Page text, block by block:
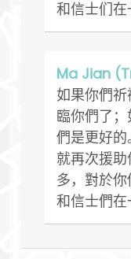
和信士们在
Ma Jian
如果你們
臨你們了
們是更好
就再次援
多，對於
和信士們在